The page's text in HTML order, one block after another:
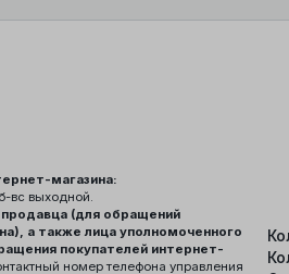
магазина:
вс выходной.
(для обращений
а также лица уполномоченного
покупателей интернет-
номер телефона управления